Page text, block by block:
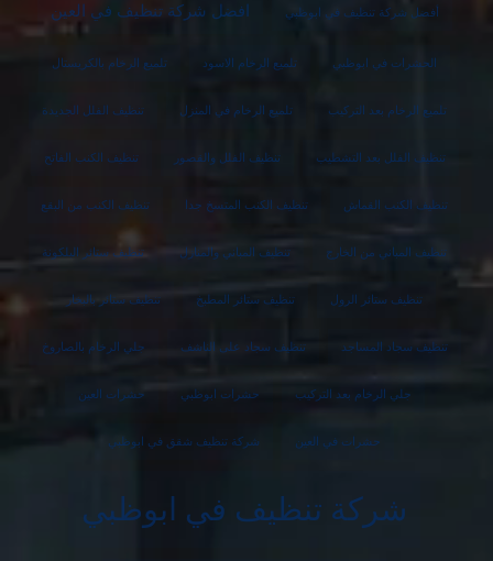
أفضل شركة تنظيف في ابوظبي افضل شركة تنظيف في العين
الحشرات في ابوظبي تلميع الرخام الاسود تلميع الرخام بالكريستال
تلميع الرخام بعد التركيب تلميع الرخام في المنزل تنظيف الفلل الجديدة
تنظيف الفلل بعد التشطيب تنظيف الفلل والقصور تنظيف الكنب الفاتح
تنظيف الكنب القماش تنظيف الكنب المتسخ جدا تنظيف الكنب من البقع
تنظيف المباني من الخارج تنظيف المباني والمنازل تنظيف ستائر البلكونة
تنظيف ستائر الرول تنظيف ستائر المطبخ تنظيف ستائر بالبخار
تنظيف سجاد المساجد تنظيف سجاد على الناشف جلي الرخام بالصاروخ
جلي الرخام بعد التركيب حشرات ابوظبي حشرات العين
حشرات في العين شركة تنظيف شقق في ابوظبي
شركة تنظيف في ابوظبي